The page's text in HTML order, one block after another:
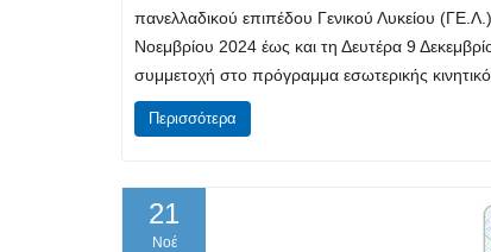
πανελλαδικού επιπέδου Γενικού Λυκείου
Νοεμβρίου 2024 έως και τη Δευτέρα 9
συμμετοχή στο πρόγραμμα εσωτερικής
Περισσότερα
21
Νοέ